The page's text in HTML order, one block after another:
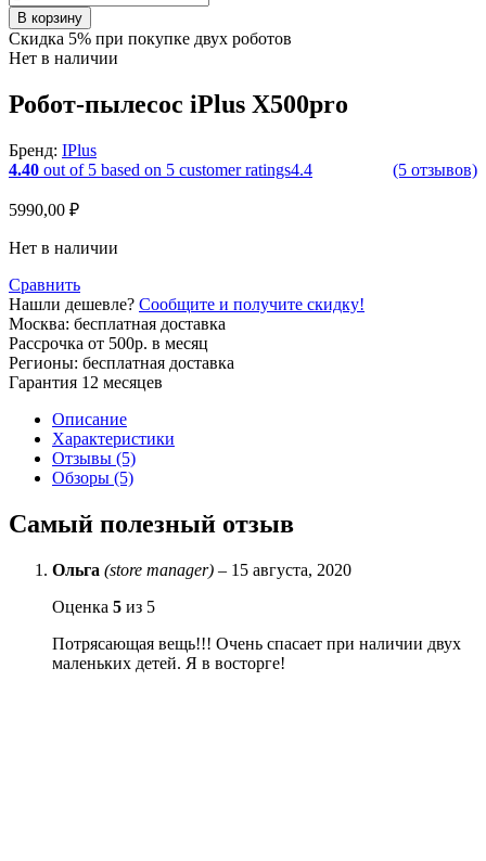
В корзину
Скидка 5% при покупке двух роботов
Нет в наличии
Робот-пылесос iPlus X500pro
Бренд: IPlus
4.40 out of 5 based on 5 customer ratings4.4 (5 отзывов)
5990,00 ₽
Нет в наличии
Сравнить
Нашли дешевле? Сообщите и получите скидку!
Москва: бесплатная доставка
Рассрочка от 500р. в месяц
Регионы: бесплатная доставка
Гарантия 12 месяцев
Описание
Характеристики
Отзывы (5)
Обзоры (5)
Самый полезный отзыв
Ольга (store manager) – 15 августа, 2020
Оценка 5 из 5
Потрясающая вещь!!! Очень спасает при наличии двух
маленьких детей. Я в восторге!